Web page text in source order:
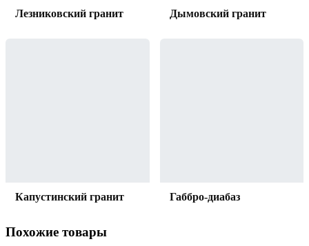
Лезниковский гранит Дымовский гранит
Капустинский гранит Габбро-диабаз
Похожие товары